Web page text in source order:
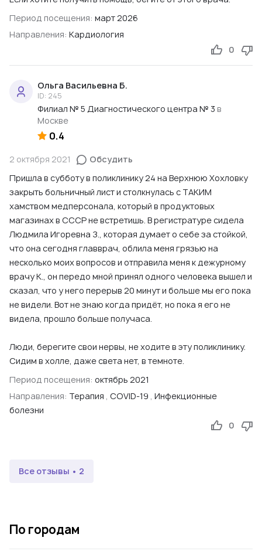
Период посещения: март 2026
Направления: Кардиология
0
Ольга Васильевна Б.
ID: 245
Филиал № 5 Диагностического центра № 3 в
Москве
0.4
2 октября 2021
Обсудить
Пришла в субботу в поликлинику 24 на Верхнюю Хохловку
закрыть больничный лист и столкнулась с ТАКИМ
хамством медперсонала, который в продуктовых
магазинах в СССР не встретишь. В регистратуре сидела
Людмила Игоревна З., которая думает о себе за стойкой,
что она сегодня главврач, облила меня грязью на
несколько моих вопросов и отправила меня к дежурному
врачу К., он передо мной принял одного человека вышел и
сказал, что у него перерыв 20 минут и больше мы его пока
не видели. Вот не знаю когда придёт, но пока я его не
видела, прошло больше получаса.
Люди, берегите свои нервы, не ходите в эту поликлинику.
Сидим в холле, даже света нет, в темноте.
Период посещения: октябрь 2021
Направления: Терапия , COVID-19 , Инфекционные
болезни
0
Все отзывы • 2
По городам